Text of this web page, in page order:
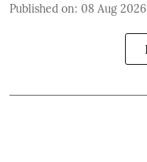
Published on: 08 Aug